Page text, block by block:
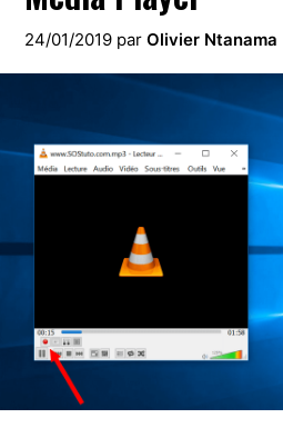
24/01/2019 parOlivier Ntanama